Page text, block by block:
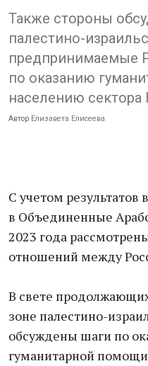
Также стороны
палестино-
предпринимаемые
по оказанию
населению сектора
Автор Елизавета Елисеева
С учетом результатов
в Объединенные
2023 года
отношений между
В свете
зоне палестино-
обсуждены шаги по
гуманитарной помощи